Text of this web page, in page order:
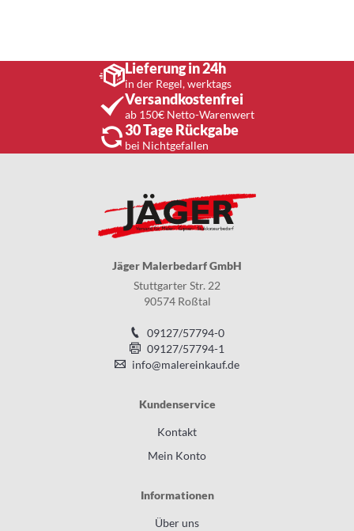
Lieferung in 24h
in der Regel, werktags
Versandkostenfrei
ab 150€ Netto-Warenwert
30 Tage Rückgabe
bei Nichtgefallen
Jäger Malerbedarf GmbH
Stuttgarter Str. 22
90574 Roßtal
09127/57794-0
09127/57794-1
info@malereinkauf.de
Kundenservice
Kontakt
Mein Konto
Informationen
Über uns